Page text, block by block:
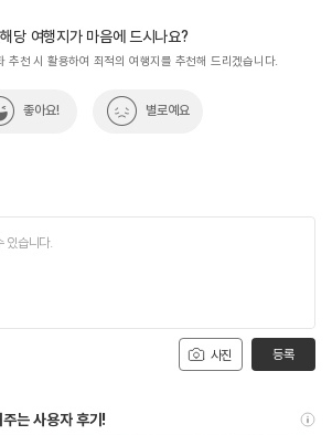
해당 여행지가 마음에 드시나요?
추천 시 활용하여 최적의 여행지를 추천해 드리겠습니다.
좋아요! 별로예요
사진 등록
는 사용자 후기!